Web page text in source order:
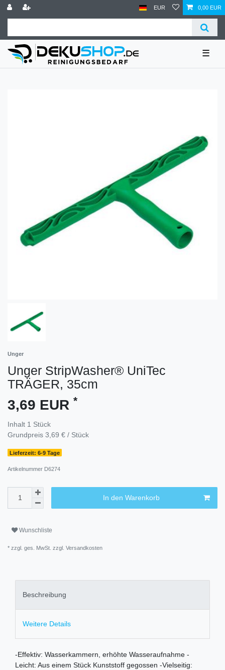
EUR 0,00 EUR
☰
Unger
Unger StripWasher® UniTec
TRÄGER, 35cm
3,69 EUR *
Inhalt 1 Stück
Grundpreis 3,69 € / Stück
Lieferzeit: 6-9 Tage
Artikelnummer D6274
In den Warenkorb
Wunschliste
* zzgl. ges. MwSt. zzgl. Versandkosten
Beschreibung
Weitere Details
-Effektiv: Wasserkammern, erhöhte Wasseraufnahme -
Leicht: Aus einem Stück Kunststoff gegossen -Vielseitig: